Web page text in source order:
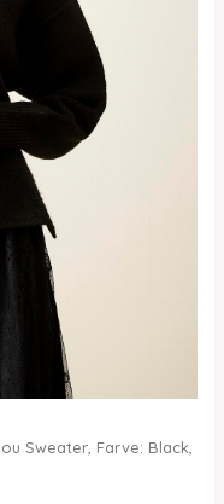
Sweater, Farve: Black,